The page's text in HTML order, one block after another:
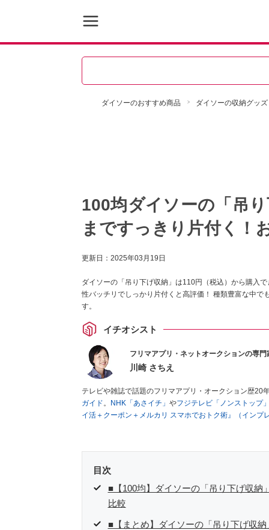
ダイソーのおすすめ商品 ダイソーの収納グッズ
100均ダイソーの「吊
まですっきり片付く！
更新日： 2025年03月19日
ダイソーの「吊り下げ収納」は110円（税込）から購入
性バッチリでしっかり片付くと高評価！ 種類豊富な中
す。
イチオシスト
フリマアプリ・ネットオークションの専門
川崎 さちえ
テレビや雑誌で話題のフリマアプリ・オークション歴20
ガイド。 NHK「あさイチ」 やフジテレビ「ノンストップ
イ活＋クーポン＋メルカリ スマホでおトク術』（インプ
いた時間でできるオークションに目をつける。しかし、
を生活の一部に取り入れるべく、「ネットオークショ
た消費税増税の社会においては、ネットオークション
点でユーザーとして参加中。
目次
■【100均】ダイソーの「吊り下げ収納
比較
■【まとめ】ダイソーの「吊り下げ収